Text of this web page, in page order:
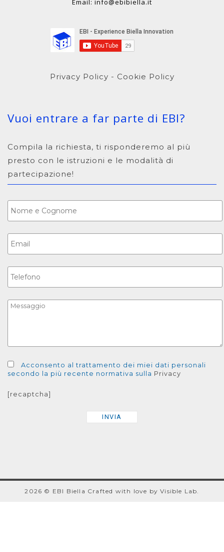
Privacy Policy - Cookie Policy
Vuoi entrare a far parte di EBI?
Compila la richiesta, ti risponderemo al più
presto con le istruzioni e le modalità di
partecipazione!
Acconsento al trattamento dei miei dati personali
secondo la più recente normativa sulla Privacy
[recaptcha]
2026 © EBI Biella Crafted with love byVisible Lab